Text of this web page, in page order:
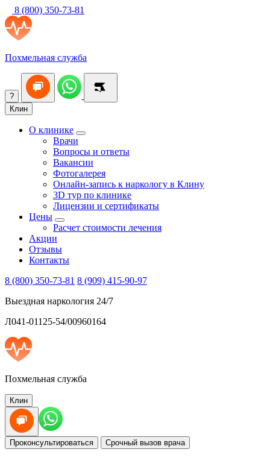
8 (800) 350-73-81
Похмельная служба
?
Клин
О клинике
Врачи
Вопросы и ответы
Вакансии
Фотогалерея
Онлайн-запись к наркологу в Клину
3D тур по клинике
Лицензии и сертификаты
Цены
Расчет стоимости лечения
Акции
Отзывы
Контакты
8 (800) 350-73-81 8 (909) 415-90-97
Выездная наркология 24/7
Л041-01125-54/00960164
Похмельная служба
Клин
Проконсультироваться Срочный вызов врача